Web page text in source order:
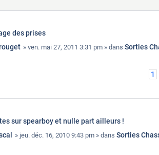
des prises
» ven. mai 27, 2011 3:31 pm » dans Sorties
1
sur spearboy et nulle part ailleurs !
» jeu. déc. 16, 2010 9:43 pm » dans Sorties